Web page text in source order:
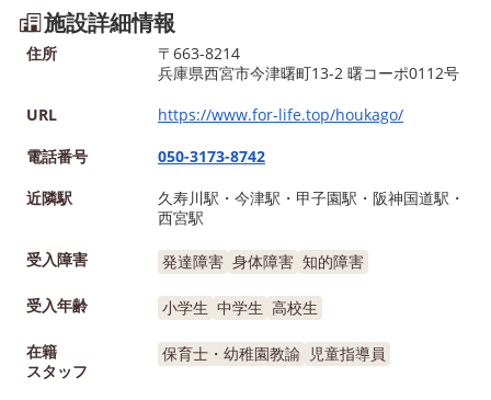
施設詳細情報
住所
〒663-8214
兵庫県西宮市今津曙町13-2 曙コーポ0112号
URL
https://www.for-life.top/houkago/
電話番号
050-3173-8742
近隣駅
久寿川駅・今津駅・甲子園駅・阪神国道駅・
西宮駅
受入障害
発達障害 身体障害 知的障害
受入年齢 小学生 中学生 高校生
在籍
スタッフ
保育士・幼稚園教諭 児童指導員